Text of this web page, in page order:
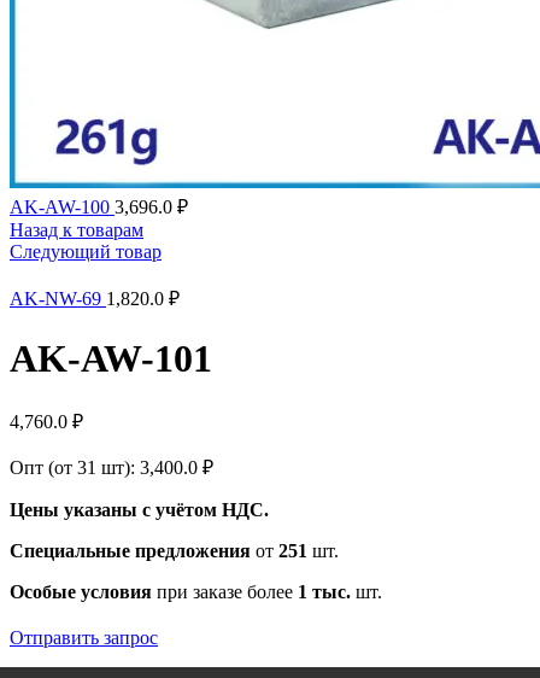
AK-AW-100 3,696.0 ₽
Назад к товарам
Следующий товар
AK-NW-69 1,820.0 ₽
AK-AW-101
4,760.0 ₽
Опт (от 31 шт): 3,400.0 ₽
Цены указаны с учётом НДС.
Специальные предложения от 251 шт.
Особые условия при заказе более 1 тыс. шт.
Отправить запрос